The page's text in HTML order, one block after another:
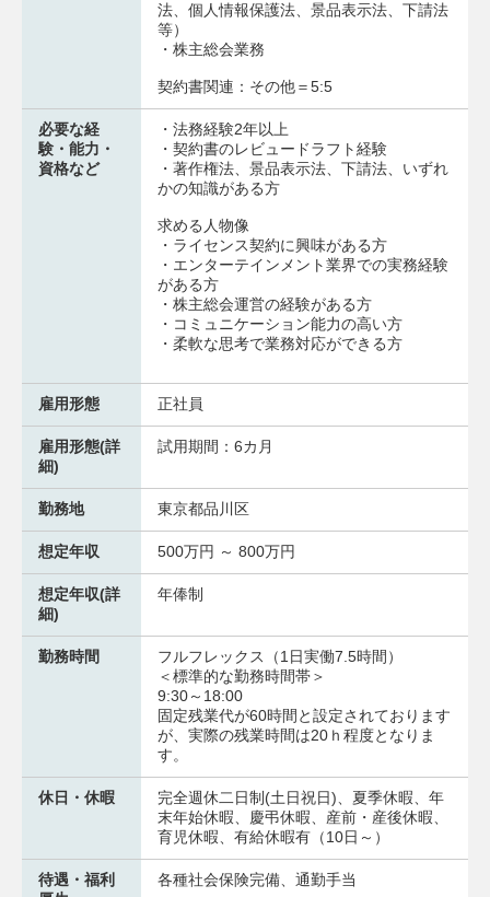
法、個人情報保護法、景品表示法、下請法
等）
・株主総会業務
契約書関連：その他＝5:5
必要な経
験・能力・
資格など
・法務経験2年以上
・契約書のレビュードラフト経験
・著作権法、景品表示法、下請法、いずれ
かの知識がある方
求める人物像
・ライセンス契約に興味がある方
・エンターテインメント業界での実務経験
がある方
・株主総会運営の経験がある方
・コミュニケーション能力の高い方
・柔軟な思考で業務対応ができる方
雇用形態 正社員
雇用形態(詳
細)
試用期間：6カ月
勤務地 東京都品川区
想定年収 500万円 ～ 800万円
想定年収(詳
細)
年俸制
勤務時間
フルフレックス（1日実働7.5時間）
＜標準的な勤務時間帯＞
9:30～18:00
固定残業代が60時間と設定されております
が、実際の残業時間は20ｈ程度となりま
す。
休日・休暇
完全週休二日制(土日祝日)、夏季休暇、年
末年始休暇、慶弔休暇、産前・産後休暇、
育児休暇、有給休暇有（10日～）
待遇・福利
各種社会保険完備、通勤手当